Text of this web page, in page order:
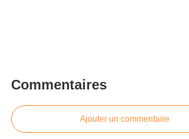
Commentaires
Ajouter un commentaire